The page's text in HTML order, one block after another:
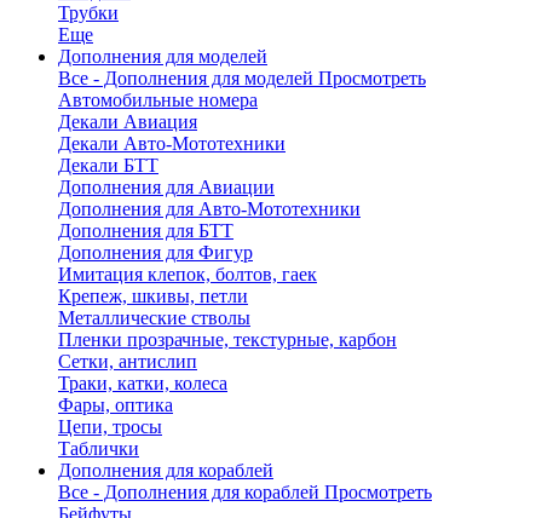
Трубки
Еще
Дополнения для моделей
Все - Дополнения для моделей Просмотреть
Автомобильные номера
Декали Авиация
Декали Авто-Мототехники
Декали БТТ
Дополнения для Авиации
Дополнения для Авто-Мототехники
Дополнения для БТТ
Дополнения для Фигур
Имитация клепок, болтов, гаек
Крепеж, шкивы, петли
Металлические стволы
Пленки прозрачные, текстурные, карбон
Сетки, антислип
Траки, катки, колеса
Фары, оптика
Цепи, тросы
Таблички
Дополнения для кораблей
Все - Дополнения для кораблей Просмотреть
Бейфуты